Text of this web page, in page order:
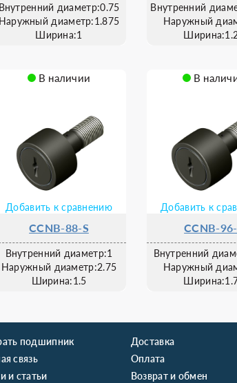
Внутренний диаметр:0.75
Наружный диаметр:1.875
Ширина:1
Внутренний
Наружный
В наличии
Добавить к сравнению
CCNB-88-S
Внутренний диаметр:1
Наружный диаметр:2.75
Ширина:1.5
В
Добавить к
CCNB-
Внутренний
Наружный
подшипник
связь
и статьи
Доставка
Оплата
Возврат и обмен